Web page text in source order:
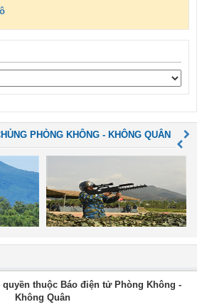
PHÒNG KHÔNG - KHÔNG QUÂN
thuộc Báo điện tử Phòng Không -
Không Quân